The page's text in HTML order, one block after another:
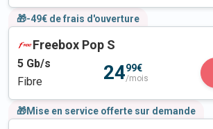
🎁-49€ de frais d'ouverture
Freebox Pop S
5 Gb/s
Fibre
2499€
/mois
🎁Mise en service offerte sur demande